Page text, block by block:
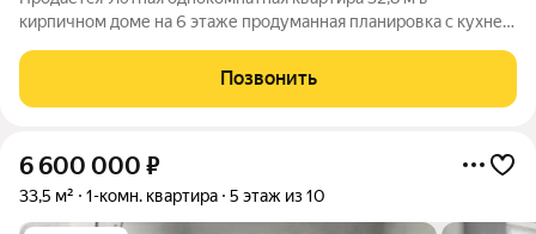
кирпичном доме на 6 этаже продуманная планировка с кухней
дополнительное пространство, а автономное отопление
позволяет регулировать температуру по
Позвонить
6 600 000 ₽
33,5 м² 1-комн. квартира 5 этаж из 10